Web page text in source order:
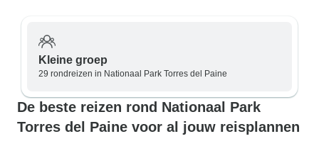
Kleine groep
29 rondreizen in Nationaal Park Torres del Paine
De beste reizen rond Nationaal Park
Torres del Paine voor al jouw reisplannen